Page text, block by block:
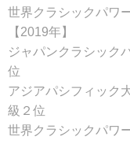
世界クラシックパワ
【2019年】
ジャパンクラシック
位
アジアパシフィック
級２位
世界クラシックパワ